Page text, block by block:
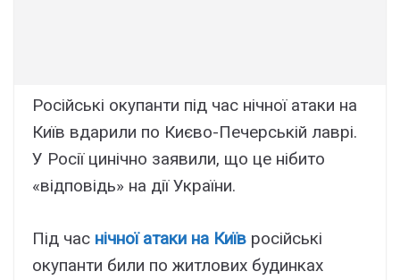
Російські окупанти під час нічної атаки на
Київ вдарили по Києво-Печерській лаврі.
У Росії цинічно заявили, що це нібито
«відповідь» на дії України.
Під час нічної атаки на Київ російські
окупанти били по житлових будинках